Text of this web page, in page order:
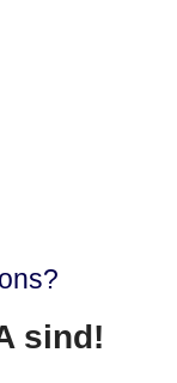
sind!